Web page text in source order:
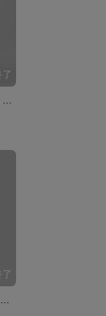
ポムニ モデル バックパック アメイジング・デジタル・サーカス
ポムニ モデル ドアノブサイン アメイジング・デジタル・サーカス